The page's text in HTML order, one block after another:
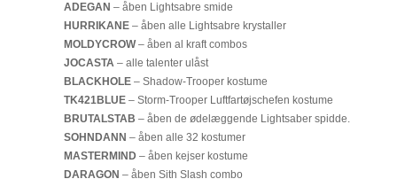
ADEGAN – åben Lightsabre smide
HURRIKANE – åben alle Lightsabre krystaller
MOLDYCROW– åben al kraft combos
JOCASTA – alle talenter ulåst
BLACKHOLE – Shadow-Trooper kostume
TK421BLUE – Storm-Trooper Luftfartøjschefen kostume
BRUTALSTAB – åben de ødelæggende Lightsaber spidde.
SOHNDANN – åben alle 32 kostumer
MASTERMIND – åben kejser kostume
DARAGON – åben Sith Slash combo